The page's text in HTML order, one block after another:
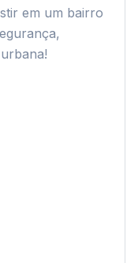
em um bairro